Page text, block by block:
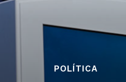
POLÍTICA